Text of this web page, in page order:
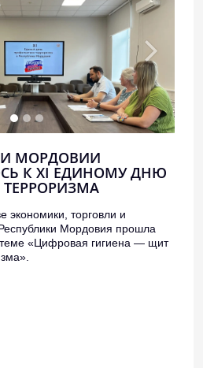
МОРДОВИИ
К XI ЕДИНОМУ ДНЮ
экономики, торговли и
Мордовия прошла
«Цифровая гигиена — щит